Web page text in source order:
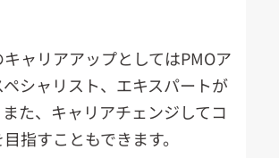
ャリアアップとしてはPMOア
シャリスト、エキスパートが
た、キャリアチェンジしてコ
指すこともできます。